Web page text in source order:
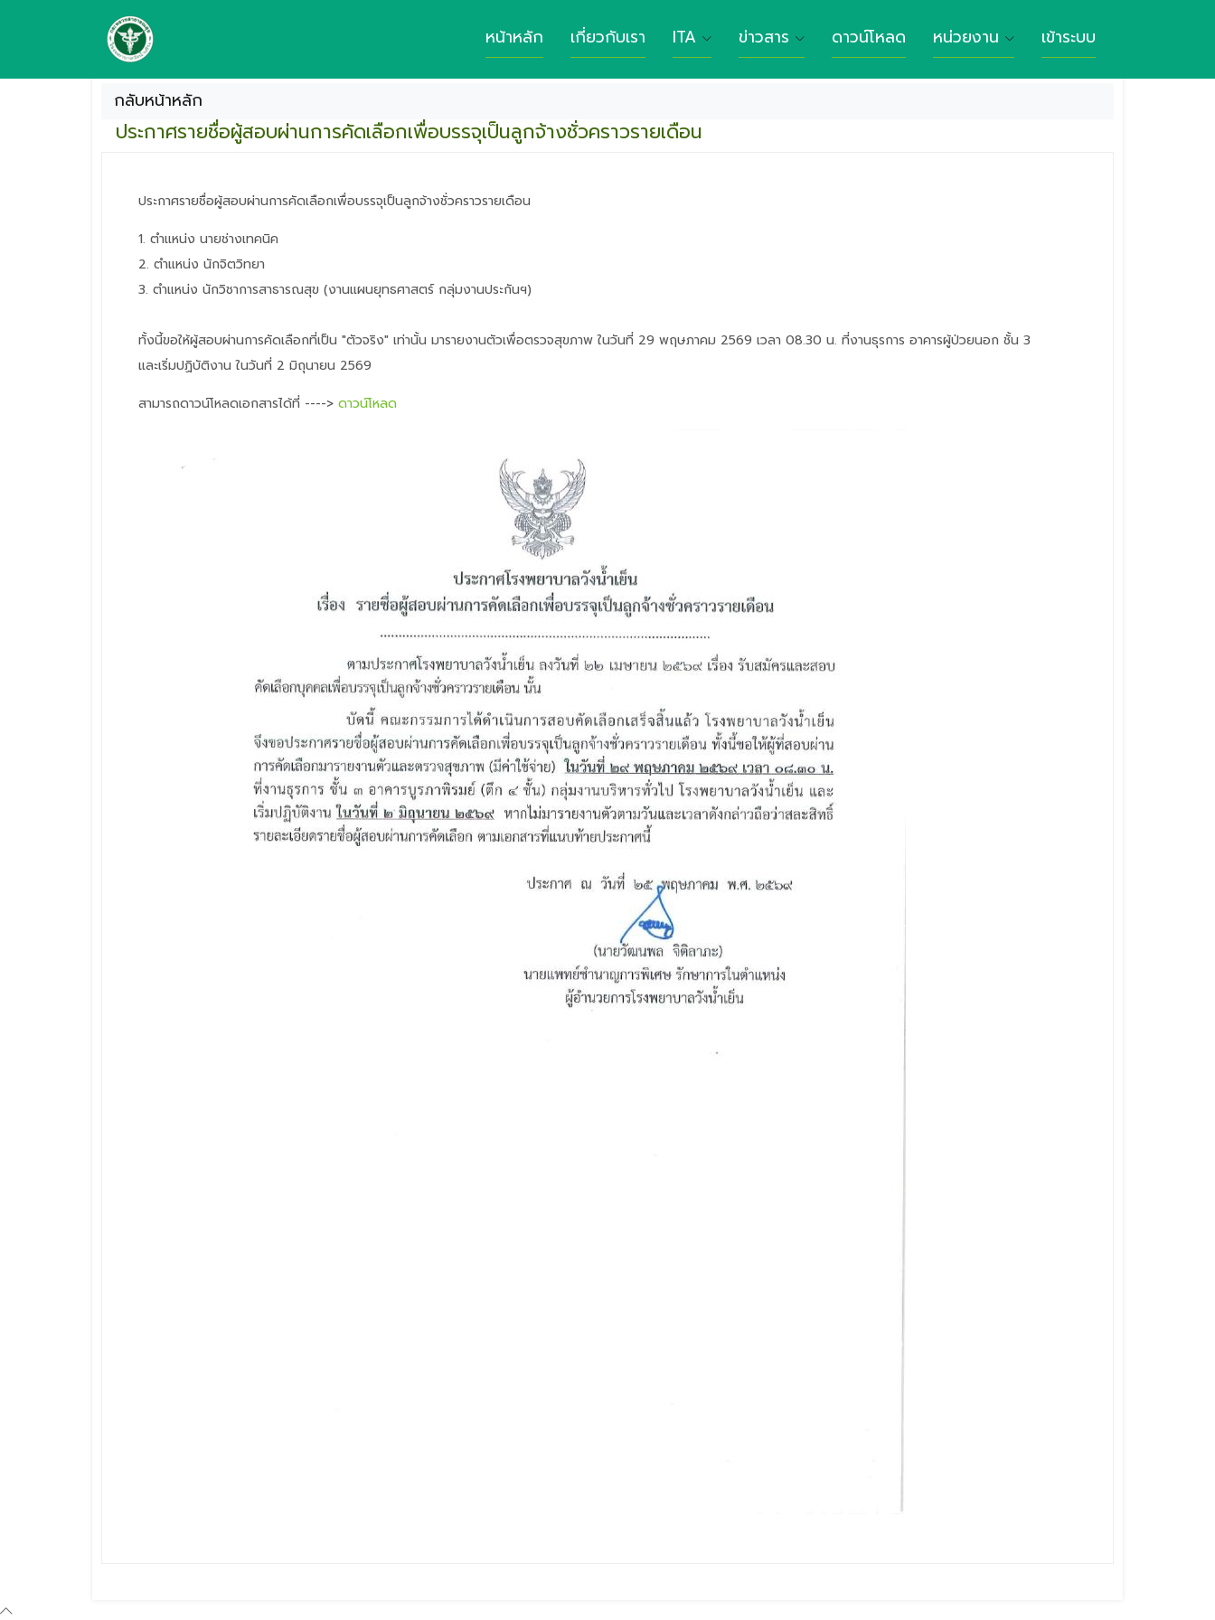
หน้าหลัก เกี่ยวกับเรา ITA ข่าวสาร ดาวน์โหลด หน่วยงาน เข้าระบบ
กลับหน้าหลัก
ประกาศรายชื่อผู้สอบผ่านการคัดเลือกเพื่อบรรจุเป็นลูกจ้างชั่วคราวรายเดือน
ประกาศรายชื่อผู้สอบผ่านการคัดเลือกเพื่อบรรจุเป็นลูกจ้างชั่วคราวรายเดือน
1. ตำแหน่ง นายช่างเทคนิค
2. ตำแหน่ง นักจิตวิทยา
3. ตำแหน่ง นักวิชาการสาธารณสุข (งานแผนยุทธศาสตร์ กลุ่มงานประกันฯ)
ทั้งนี้ขอให้ผู้สอบผ่านการคัดเลือกที่เป็น "ตัวจริง" เท่านั้น มารายงานตัวเพื่อตรวจสุขภาพ ในวันที่ 29 พฤษภาคม 2569 เวลา 08.30 น. ที่งานธุรการ อาคารผู้ป่วยนอก ชั้น 3
และเริ่มปฏิบัติงาน ในวันที่ 2 มิถุนายน 2569
สามารถดาวน์โหลดเอกสารได้ที่ ----> ดาวน์โหลด